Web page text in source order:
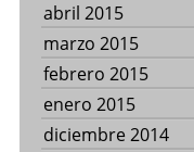
abril 2015
marzo 2015
febrero 2015
enero 2015
diciembre 2014